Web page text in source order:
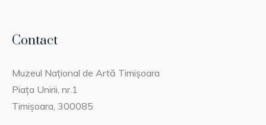
Contact
Muzeul Național de Artă Timișoara
Piața Unirii, nr.1
Timișoara, 300085